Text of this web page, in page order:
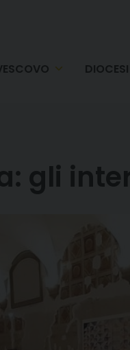
DIOCESI
gli